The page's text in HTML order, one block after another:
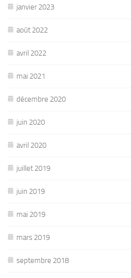
janvier 2023
août 2022
avril 2022
mai 2021
décembre 2020
juin 2020
avril 2020
juillet 2019
juin 2019
mai 2019
mars 2019
septembre 2018